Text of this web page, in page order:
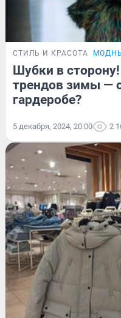
СТИЛЬ И КРАСОТА
Шубки в
трендов зимы —
гардеробе?
5 декабря, 2024, 20:00 2